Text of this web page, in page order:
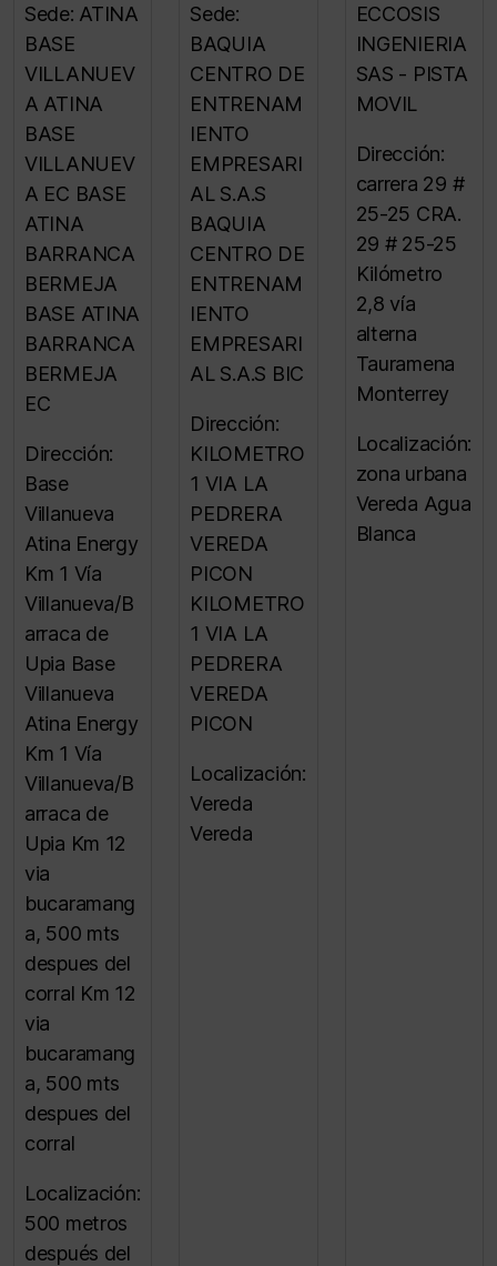
Sede: ATINA
BASE
VILLANUEV
A ATINA
BASE
VILLANUEV
A EC BASE
ATINA
BARRANCA
BERMEJA
BASE ATINA
BARRANCA
BERMEJA
EC
Dirección:
Base
Villanueva
Atina Energy
Km 1 Vía
Villanueva/B
arraca de
Upia Base
Villanueva
Atina Energy
Km 1 Vía
Villanueva/B
arraca de
Upia Km 12
via
bucaramang
a, 500 mts
despues del
corral Km 12
via
bucaramang
a, 500 mts
despues del
corral
Localización:
500 metros
después del
Sede:
BAQUIA
CENTRO DE
ENTRENAM
IENTO
EMPRESARI
AL S.A.S
BAQUIA
CENTRO DE
ENTRENAM
IENTO
EMPRESARI
AL S.A.S BIC
Dirección:
KILOMETRO
1 VIA LA
PEDRERA
VEREDA
PICON
KILOMETRO
1 VIA LA
PEDRERA
VEREDA
PICON
Localización:
Vereda
Vereda
ECCOSIS
INGENIERIA
SAS - PISTA
MOVIL
Dirección:
carrera 29 #
25-25 CRA.
29 # 25-25
Kilómetro
2,8 vía
alterna
Tauramena
Monterrey
Localización:
zona urbana
Vereda Agua
Blanca